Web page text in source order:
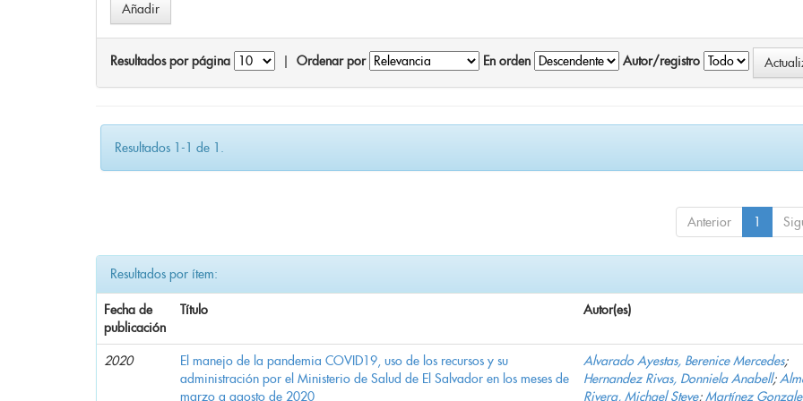
Resultados por página Ordenar por En orden Autor/registro
Resultados 1-1 de 1.
Anterior 1
Resultados por ítem:
Fecha de
publicación
Título Autor(es)
2020
El manejo de la pandemia COVID19, uso de los recursos y su
administración por el Ministerio de Salud de El Salvador en los meses de
marzo a agosto de 2020
Alvarado Ayestas, Berenice Mercedes;
Hernandez Rivas, Donniela Anabell;
Rivera, Michael Steve;Martínez